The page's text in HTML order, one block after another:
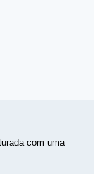
com uma